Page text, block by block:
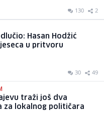
130 2
Hasan Hodžić
u pritvoru
30 49
traži još dva
za lokalnog političara